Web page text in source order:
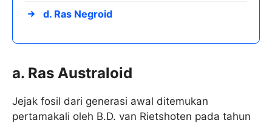
d. Ras Negroid
a. Ras Australoid
Jejak fosil dari generasi awal ditemukan
pertamakali oleh B.D. van Rietshoten pada tahun